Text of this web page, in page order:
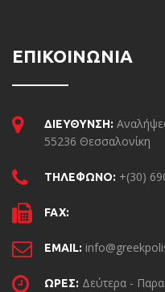
ΕΠΙΚΟΙΝΩΝΙΑ
ΔΙΕΥΘΥΝΣΗ:
55236 Θεσσαλονίκη
ΤΗΛΕΦΩΝΟ: +(30)
FAX:
EMAIL:
ΩΡΕΣ: Δεύτερα -